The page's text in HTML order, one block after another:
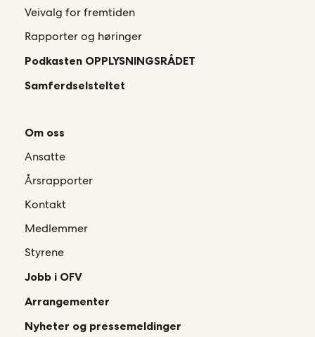
Veivalg for fremtiden
Rapporter og høringer
Podkasten OPPLYSNINGSRÅDET
Samferdselsteltet
Om oss
Ansatte
Årsrapporter
Kontakt
Medlemmer
Styrene
Jobb i OFV
Arrangementer
Nyheter og pressemeldinger